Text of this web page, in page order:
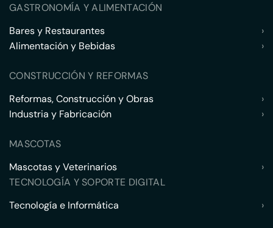
GASTRONOMÍA Y ALIMENTACIÓN
Bares y Restaurantes
›
Alimentación y Bebidas
›
CONSTRUCCIÓN Y REFORMAS
Reformas, Construcción y Obras
›
Industria y Fabricación
›
MASCOTAS
Mascotas y Veterinarios
›
TECNOLOGÍA Y SOPORTE DIGITAL
Tecnología e Informática
›